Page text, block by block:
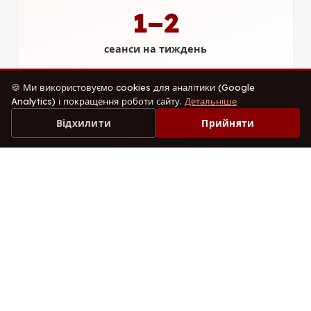
1–2
сеанси на тиждень
2
курси на рік
🍪 Ми використовуємо cookies для аналітики (Google
Analytics) і покращення роботи сайту. Детальніше
Відхилити Прийняти